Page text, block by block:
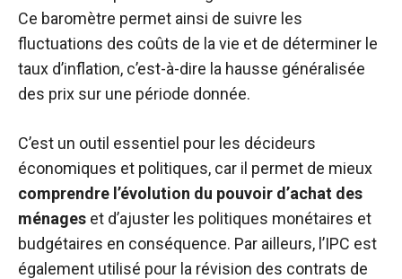
Ce baromètre permet ainsi de suivre les
fluctuations des coûts de la vie et de déterminer le
taux d’inflation, c’est-à-dire la hausse généralisée
des prix sur une période donnée.
C’est un outil essentiel pour les décideurs
économiques et politiques, car il permet de mieux
comprendre l’évolution du pouvoir d’achat des
ménages et d’ajuster les politiques monétaires et
budgétaires en conséquence. Par ailleurs, l’IPC est
également utilisé pour la révision des contrats de